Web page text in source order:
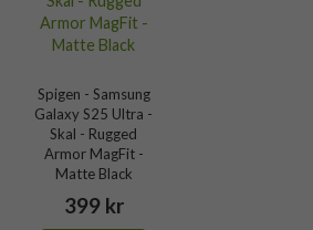
Spigen - Samsung
Galaxy S25 Ultra -
Skal - Rugged
Armor MagFit -
Matte Black
399 kr